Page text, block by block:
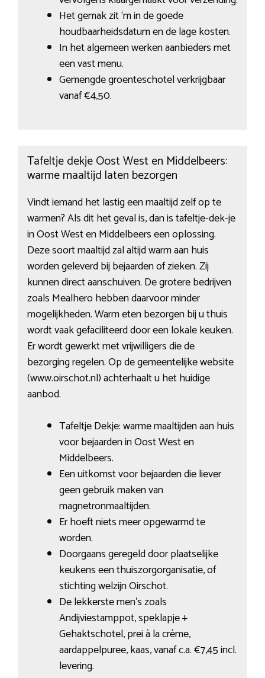
Het gemak zit ‘m in de goede
houdbaarheidsdatum en de lage kosten.
In het algemeen werken aanbieders met
een vast menu.
Gemengde groenteschotel verkrijgbaar
vanaf €4,50.
Tafeltje dekje Oost West en Middelbeers:
warme maaltijd laten bezorgen
Vindt iemand het lastig een maaltijd zelf op te
warmen? Als dit het geval is, dan is tafeltje-dek-je
in Oost West en Middelbeers een oplossing.
Deze soort maaltijd zal altijd warm aan huis
worden geleverd bij bejaarden of zieken. Zij
kunnen direct aanschuiven. De grotere bedrijven
zoals Mealhero hebben daarvoor minder
mogelijkheden. Warm eten bezorgen bij u thuis
wordt vaak gefaciliteerd door een lokale keuken.
Er wordt gewerkt met vrijwilligers die de
bezorging regelen. Op de gemeentelijke website
(www.oirschot.nl) achterhaalt u het huidige
aanbod.
Tafeltje Dekje: warme maaltijden aan huis
voor bejaarden in Oost West en
Middelbeers.
Een uitkomst voor bejaarden die liever
geen gebruik maken van
magnetronmaaltijden.
Er hoeft niets meer opgewarmd te
worden.
Doorgaans geregeld door plaatselijke
keukens een thuiszorgorganisatie, of
stichting welzijn Oirschot.
De lekkerste men’s zoals
Andijviestamppot, speklapje +
Gehaktschotel, prei à la crème,
aardappelpuree, kaas, vanaf c.a. €7,45 incl.
levering.